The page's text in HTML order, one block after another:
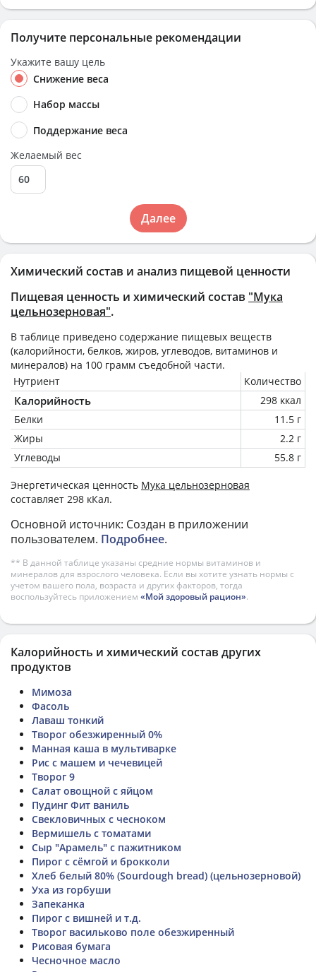
Химический состав и анализ пищевой ценности
Пищевая ценность и химический состав "Мука
цельнозерновая".
В таблице приведено содержание пищевых веществ
(калорийности, белков, жиров, углеводов, витаминов и
минералов) на 100 грамм съедобной части.
Нутриент
Количество
Калорийность
298 ккал
Белки
11.5 г
Жиры
2.2 г
Углеводы
55.8 г
Энергетическая ценность Мука цельнозерновая
составляет 298 кКал.
Основной источник: Создан в приложении
пользователем. Подробнее.
** В данной таблице указаны средние нормы витаминов и
минералов для взрослого человека. Если вы хотите узнать нормы с
учетом вашего пола, возраста и других факторов, тогда
воспользуйтесь приложением «Мой здоровый рацион».
Получите персональные рекомендации
Укажите вашу цель
Снижение веса
Набор массы
Поддержание веса
Желаемый вес
Далее
Калорийность и химический состав других
продуктов
Мимоза
Фасоль
Лаваш тонкий
Творог обезжиренный 0%
Манная каша в мультиварке
Рис с машем и чечевицей
Творог 9
Салат овощной с яйцом
Пудинг Фит ваниль
Свекловичных с чесноком
Вермишель с томатами
Сыр "Арамель" с пажитником
Пирог с сёмгой и брокколи
Хлеб белый 80% (Sourdough bread) (цельнозерновой)
Уха из горбуши
Запеканка
Пирог с вишней и т.д.
Творог васильково поле обезжиренный
Рисовая бумага
Чесночное масло